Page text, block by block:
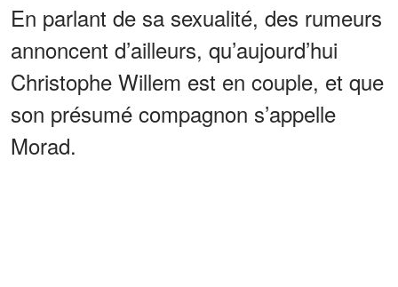
En parlant de sa sexualité, des rumeurs
annoncent d’ailleurs, qu’aujourd’hui
Christophe Willem est en couple, et que
son présumé compagnon s’appelle
Morad.